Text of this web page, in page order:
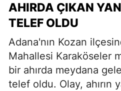
AHIRDA ÇIKAN
TELEF OLDU
Adana'nın Kozan
Mahallesi Karaköseler
bir ahırda meydana
telef oldu. Olay, ahırın